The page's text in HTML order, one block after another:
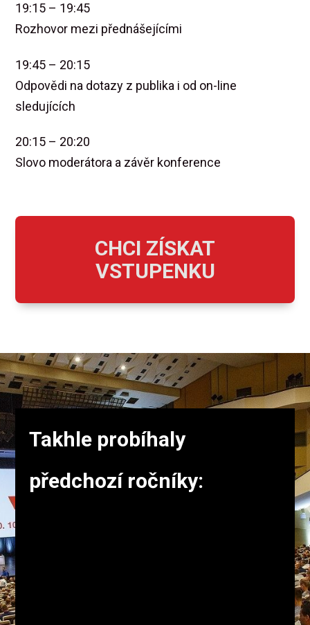
19:15 – 19:45
Rozhovor mezi přednášejícími
19:45 – 20:15
Odpovědi na dotazy z publika i od on-line
sledujících
20:15 – 20:20
Slovo moderátora a závěr konference
CHCI ZÍSKAT
VSTUPENKU
Takhle probíhaly
předchozí ročníky: